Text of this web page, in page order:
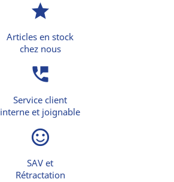
star
Articles en stock
chez nous
perm_phone_msg
Service client
interne et joignable
sentiment_satisfied_alt
SAV et
Rétractation